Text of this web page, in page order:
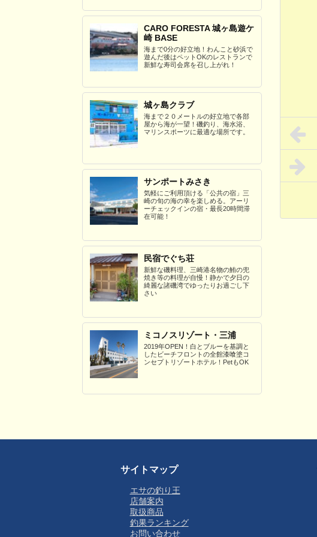
CARO FORESTA 城ヶ島遊ケ
崎 BASE
海まで0分の好立地！わんこと砂浜で
遊んだ後はペットOKのレストランで
新鮮な寿司会席を召し上がれ！
城ヶ島クラブ
海まで２０メートルの好立地で各部
屋から海が一望！磯釣り、海水浴、
マリンスポーツに最適な場所です。
サンポートみさき
気軽にご利用頂ける「公共の宿」三
崎の旬の海の幸を楽しめる。アーリ
ーチェックインの宿・最長20時間滞
在可能！
民宿でぐち荘
新鮮な磯料理、三崎港名物の鮪の兜
焼き等の料理が自慢！静かで夕日の
綺麗な諸磯湾でゆったりお過ごし下
さい
ミコノスリゾート・三浦
2019年OPEN！白とブルーを基調と
したビーチフロントの全館漆喰塗コ
ンセプトリゾートホテル！PetもOK
サイトマップ
エサの釣り王
店舗案内
取扱商品
釣果ランキング
お問い合わせ